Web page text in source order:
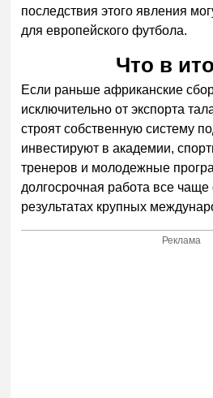
последствия этого явления
для европейского футбола.
Что в
Если раньше африканские
исключительно от экспорта
строят собственную систему
инвестируют в академии,
тренеров и молодежные
долгосрочная работа все чаще
результатах крупных
Реклама